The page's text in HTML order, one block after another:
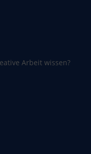
Arbeit wissen?